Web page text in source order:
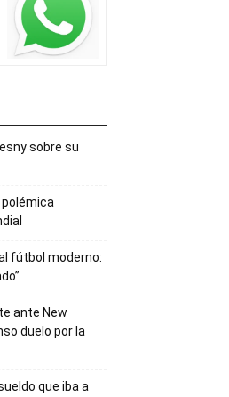
sobre su
fútbol moderno:
ante New
duelo por la
que iba a